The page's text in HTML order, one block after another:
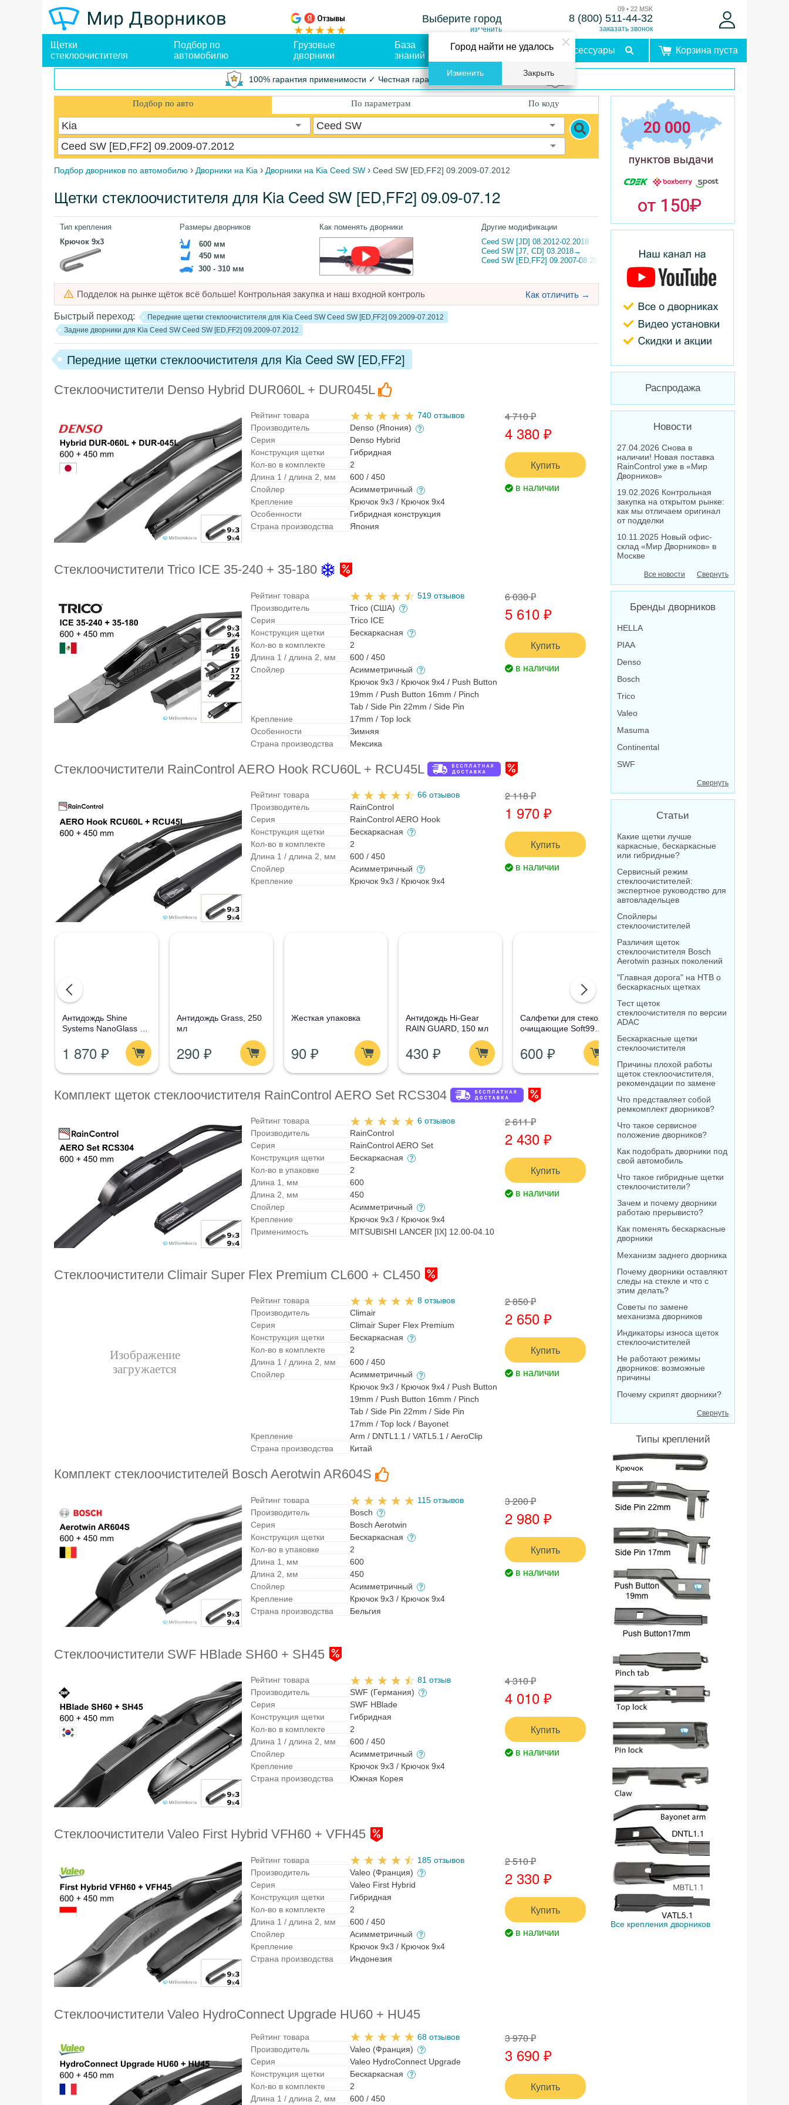
Выберите город
изменить
09 • 22 MSK
8 (800) 511-44-32
заказать звонок
Щетки
стеклоочистителя
Подбор по
автомобилю
Грузовые
дворники
База
знаний
Оплата и
Аксессуары Корзина пуста
100% гарантия применимости ✓ Честная гарантия ✓ Упрощенный возврат
Подбор по авто По параметрам По коду
Kia
Ceed SW
Ceed SW [ED,FF2] 09.2009-07.2012
Подбор дворников по автомобилю › Дворники на Kia › Дворники на Kia Ceed SW › Ceed SW [ED,FF2] 09.2009-07.2012
Щетки стеклоочистителя для Kia Ceed SW [ED,FF2] 09.09-07.12
Тип крепления
Крючок 9x3
Размеры дворников
600 мм
450 мм
300 - 310 мм
Как поменять дворники
Другие модификации
Ceed SW [JD] 08.2012-02.2018
Ceed SW [J7, CD] 03.2018→
Ceed SW [ED,FF2] 09.2007-08.2009
Подделок на рынке щёток всё больше! Контрольная закупка и наш входной контроль Как отличить →
Быстрый переход:
Передние щетки стеклоочистителя для Kia Ceed SW Ceed SW [ED,FF2] 09.2009-07.2012
Задние дворники для Kia Ceed SW Ceed SW [ED,FF2] 09.2009-07.2012
Передние щетки стеклоочистителя для Kia Ceed SW [ED,FF2]
Стеклоочистители Denso Hybrid DUR060L + DUR045L
Рейтинг товара
740 отзывов
Производитель
Denso (Япония)
Серия
Denso Hybrid
Конструкция щетки
Гибридная
Кол-во в комплекте
2
Длина 1 / длина 2, мм
600 / 450
Спойлер
Асимметричный
Крепление
Крючок 9x3 / Крючок 9x4
Особенности
Гибридная конструкция
Страна производства
Япония
4 710 ₽
4 380 ₽
Купить
в наличии
Стеклоочистители Trico ICE 35-240 + 35-180
Рейтинг товара
519 отзывов
Производитель
Trico (США)
Серия
Trico ICE
Конструкция щетки
Бескаркасная
Кол-во в комплекте
2
Длина 1 / длина 2, мм
600 / 450
Спойлер
Асимметричный
Крепление
Крючок 9x3 / Крючок 9x4 / Push Button
19mm / Push Button 16mm / Pinch
Tab / Side Pin 22mm / Side Pin
17mm / Top lock
Особенности
Зимняя
Страна производства
Мексика
6 030 ₽
5 610 ₽
Купить
в наличии
Стеклоочистители RainControl AERO Hook RCU60L + RCU45L
Рейтинг товара
66 отзывов
Производитель
RainControl
Серия
RainControl AERO Hook
Конструкция щетки
Бескаркасная
Кол-во в комплекте
2
Длина 1 / длина 2, мм
600 / 450
Спойлер
Асимметричный
Крепление
Крючок 9x3 / Крючок 9x4
2 118 ₽
1 970 ₽
Купить
в наличии
Aнтидождь Shine
Systems NanoGlass Kit
- Набор по уходу за
стеклом
1 870 ₽
Антидождь Grass, 250
мл
290 ₽
Жесткая упаковка
90 ₽
Антидождь Hi-Gear
RAIN GUARD, 150 мл
430 ₽
Салфетки для стекол
очищающие Soft99
Glass Cleaning Wipes,
10 шт
600 ₽
Омыватель стекол
Orange Антимуха, 120
мл
210 ₽
Комплект щеток стеклоочистителя RainControl AERO Set RCS304
Рейтинг товара
6 отзывов
Производитель
RainControl
Серия
RainControl AERO Set
Конструкция щетки
Бескаркасная
Кол-во в упаковке
2
Длина 1, мм
600
Длина 2, мм
450
Спойлер
Асимметричный
Крепление
Крючок 9x3 / Крючок 9x4
Применимость
MITSUBISHI LANCER [IX] 12.00-04.10
2 611 ₽
2 430 ₽
Купить
в наличии
Стеклоочистители Climair Super Flex Premium CL600 + CL450
Рейтинг товара
8 отзывов
Производитель
Climair
Серия
Climair Super Flex Premium
Конструкция щетки
Бескаркасная
Кол-во в комплекте
2
Длина 1 / длина 2, мм
600 / 450
Спойлер
Асимметричный
Крепление
Крючок 9x3 / Крючок 9x4 / Push Button
19mm / Push Button 16mm / Pinch
Tab / Side Pin 22mm / Side Pin
17mm / Top lock / Bayonet
Arm / DNTL1.1 / VATL5.1 / AeroClip
Страна производства
Китай
2 850 ₽
2 650 ₽
Купить
в наличии
Комплект стеклоочистителей Bosch Aerotwin AR604S
Рейтинг товара
115 отзывов
Производитель
Bosch
Серия
Bosch Aerotwin
Конструкция щетки
Бескаркасная
Кол-во в упаковке
2
Длина 1, мм
600
Длина 2, мм
450
Спойлер
Асимметричный
Крепление
Крючок 9x3 / Крючок 9x4
Страна производства
Бельгия
3 200 ₽
2 980 ₽
Купить
в наличии
Стеклоочистители SWF HBlade SH60 + SH45
Рейтинг товара
81 отзыв
Производитель
SWF (Германия)
Серия
SWF HBlade
Конструкция щетки
Гибридная
Кол-во в комплекте
2
Длина 1 / длина 2, мм
600 / 450
Спойлер
Асимметричный
Крепление
Крючок 9x3 / Крючок 9x4
Страна производства
Южная Корея
4 310 ₽
4 010 ₽
Купить
в наличии
Стеклоочистители Valeo First Hybrid VFH60 + VFH45
Рейтинг товара
185 отзывов
Производитель
Valeo (Франция)
Серия
Valeo First Hybrid
Конструкция щетки
Гибридная
Кол-во в комплекте
2
Длина 1 / длина 2, мм
600 / 450
Спойлер
Асимметричный
Крепление
Крючок 9x3 / Крючок 9x4
Страна производства
Индонезия
2 510 ₽
2 330 ₽
Купить
в наличии
Стеклоочистители Valeo HydroConnect Upgrade HU60 + HU45
Рейтинг товара
68 отзывов
Производитель
Valeo (Франция)
Серия
Valeo HydroConnect Upgrade
Конструкция щетки
Бескаркасная
Кол-во в комплекте
2
Длина 1 / длина 2, мм
600 / 450
3 970 ₽
3 690 ₽
Купить
Распродажа
Новости
27.04.2026 Снова в
наличии! Новая поставка
RainControl уже в «Мир
Дворников»
19.02.2026 Контрольная
закупка на открытом рынке:
как мы отличаем оригинал
от подделки
10.11.2025 Новый офис-
склад «Мир Дворников» в
Москве
Свернуть
Все новости
Бренды дворников
HELLA
PIAA
Denso
Bosch
Trico
Valeo
Masuma
Continental
SWF
Свернуть
Статьи
Какие щетки лучше
каркасные, бескаркасные
или гибридные?
Сервисный режим
стеклоочистителей:
экспертное руководство для
автовладельцев
Спойлеры
стеклоочистителей
Различия щеток
стеклоочистителя Bosch
Aerotwin разных поколений
"Главная дорога" на НТВ о
бескаркасных щетках
Тест щеток
стеклоочистителя по версии
ADAC
Бескаркасные щетки
стеклоочистителя
Причины плохой работы
щеток стеклоочистителя,
рекомендации по замене
Что представляет собой
ремкомплект дворников?
Что такое сервисное
положение дворников?
Как подобрать дворники под
свой автомобиль
Что такое гибридные щетки
стеклоочистители?
Зачем и почему дворники
работаю прерывисто?
Как поменять бескаркасные
дворники
Механизм заднего дворника
Почему дворники оставляют
следы на стекле и что с
этим делать?
Советы по замене
механизма дворников
Индикаторы износа щеток
стеклоочистителей
Не работают режимы
дворников: возможные
причины
Почему скрипят дворники?
Свернуть
Типы креплений
Все крепления дворников
Город найти не удалось
Изменить Закрыть